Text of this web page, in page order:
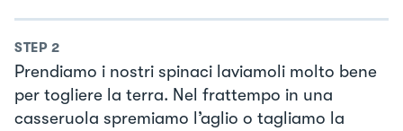
STEP 2
Prendiamo i nostri spinaci laviamoli molto bene
per togliere la terra. Nel frattempo in una
casseruola spremiamo l’aglio o tagliamo la